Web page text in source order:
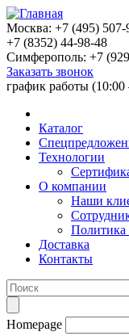
Москва: +7 (495) 507-
+7 (8352) 44-98-48
Симферополь: +7
Заказать звонок
график работы
Каталог
Технологии
О компании
Наши
Политика
Доставка
Контакты
Homepage